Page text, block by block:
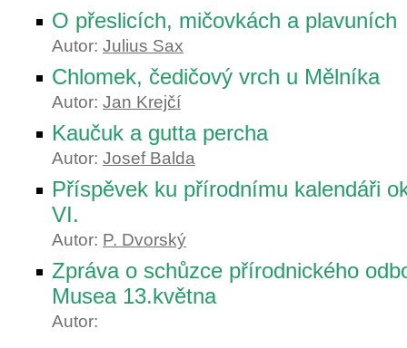
O přeslicích, mičovkách a plavuních
Autor: Julius Sax
Chlomek, čedičový vrch u Mělníka
Autor: Jan Krejčí
Kaučuk a gutta percha
Autor: Josef Balda
Příspěvek ku přírodnímu kalendáři
VI.
Autor: P. Dvorský
Zpráva o schůzce přírodnického
Musea 13.května
Autor: